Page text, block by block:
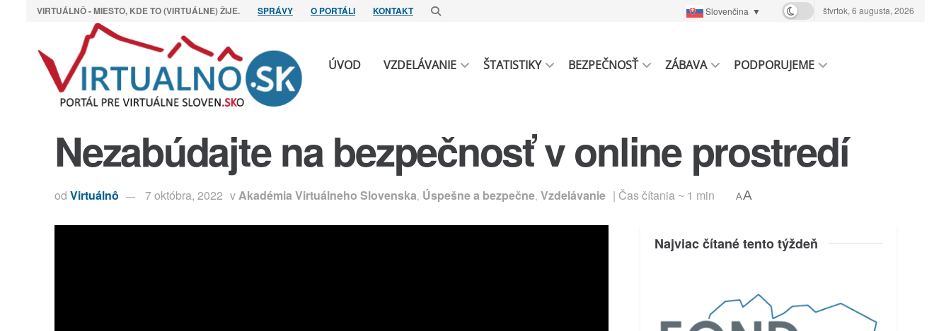
VIRTUÁLNÔ - MIESTO, KDE TO (VIRTUÁLNE) ŽIJE. SPRÁVY O PORTÁLI KONTAKT Slovenčina ▼ štvrtok, 6 augusta, 2026
ÚVOD VZDELÁVANIE ŠTATISTIKY BEZPEČNOSŤ ZÁBAVA PODPORUJEME
Nezabúdajte na bezpečnosť v online prostredí
od Virtuálnô 7 októbra, 2022 vAkadémia Virtuálneho Slovenska, Úspešne a bezpečne, Vzdelávanie | Čas čítania ~ 1 min AA
Najviac čítané tento týždeň